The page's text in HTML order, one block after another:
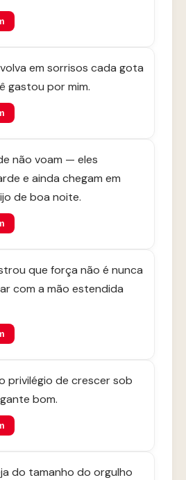
em sorrisos cada gota
gastou por mim.
não voam — eles
e ainda chegam em
de boa noite.
que força não é nunca
com a mão estendida
privilégio de crescer sob
bom.
do tamanho do orgulho